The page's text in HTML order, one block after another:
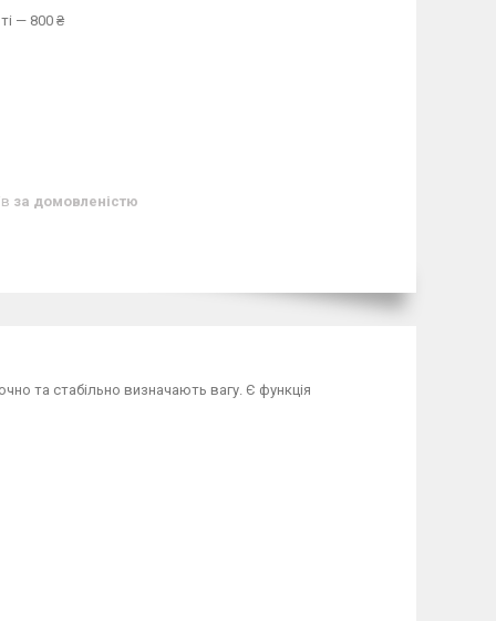
— 800 ₴
за домовленістю
та стабільно визначають вагу. Є функція